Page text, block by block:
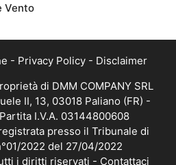
Vento
- Privacy Policy - Disclaimer
di DMM COMPANY SRL
II, 13, 03018 Paliano (FR) -
I.V.A. 03144800608
presso il Tribunale di
2022 del 27/04/2022
i diritti riservati - Contattaci